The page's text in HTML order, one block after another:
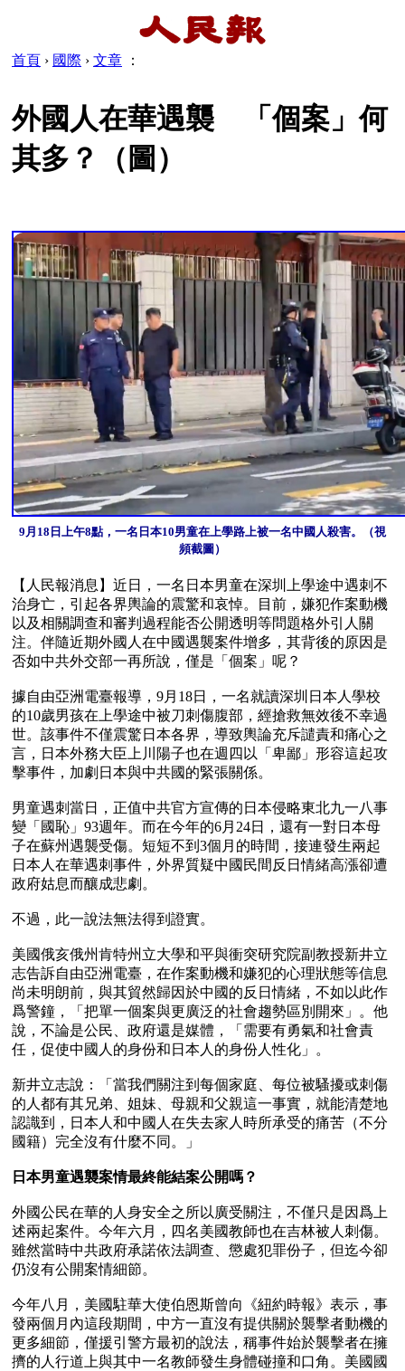
首頁 › 國際 › 文章 ：
外國人在華遇襲 「個案」何
其多？（圖）
9月18日上午8點，一名日本10男童在上學路上被一名中國人殺害。（視
頻截圖）
【人民報消息】近日，一名日本男童在深圳上學途中遇刺不
治身亡，引起各界輿論的震驚和哀悼。目前，嫌犯作案動機
以及相關調查和審判過程能否公開透明等問題格外引人關
注。伴隨近期外國人在中國遇襲案件增多，其背後的原因是
否如中共外交部一再所說，僅是「個案」呢？
據自由亞洲電臺報導，9月18日，一名就讀深圳日本人學校
的10歲男孩在上學途中被刀刺傷腹部，經搶救無效後不幸過
世。該事件不僅震驚日本各界，導致輿論充斥譴責和痛心之
言，日本外務大臣上川陽子也在週四以「卑鄙」形容這起攻
擊事件，加劇日本與中共國的緊張關係。
男童遇刺當日，正值中共官方宣傳的日本侵略東北九一八事
變「國恥」93週年。而在今年的6月24日，還有一對日本母
子在蘇州遇襲受傷。短短不到3個月的時間，接連發生兩起
日本人在華遇刺事件，外界質疑中國民間反日情緒高漲卻遭
政府姑息而釀成悲劇。
不過，此一說法無法得到證實。
美國俄亥俄州肯特州立大學和平與衝突研究院副教授新井立
志告訴自由亞洲電臺，在作案動機和嫌犯的心理狀態等信息
尚未明朗前，與其貿然歸因於中國的反日情緒，不如以此作
爲警鐘，「把單一個案與更廣泛的社會趨勢區別開來」。他
說，不論是公民、政府還是媒體，「需要有勇氣和社會責
任，促使中國人的身份和日本人的身份人性化」。
新井立志說：「當我們關注到每個家庭、每位被騷擾或刺傷
的人都有其兄弟、姐妹、母親和父親這一事實，就能清楚地
認識到，日本人和中國人在失去家人時所承受的痛苦（不分
國籍）完全沒有什麼不同。」
日本男童遇襲案情最終能結案公開嗎？
外國公民在華的人身安全之所以廣受關注，不僅只是因爲上
述兩起案件。今年六月，四名美國教師也在吉林被人刺傷。
雖然當時中共政府承諾依法調查、懲處犯罪份子，但迄今卻
仍沒有公開案情細節。
今年八月，美國駐華大使伯恩斯曾向《紐約時報》表示，事
發兩個月內這段期間，中方一直沒有提供關於襲擊者動機的
更多細節，僅援引警方最初的說法，稱事件始於襲擊者在擁
擠的人行道上與其中一名教師發生身體碰撞和口角。美國國